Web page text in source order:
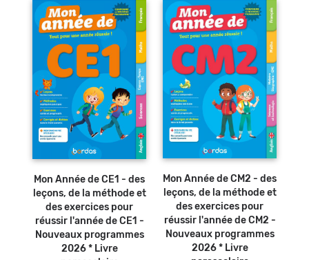
Ajouter au
Mon Année de CE1 - des
leçons, de la méthode et
des exercices pour
réussir l'année de CE1 -
Nouveaux programmes
2026 * Livre
Ajouter au
Mon Année de CM2 - des
leçons, de la méthode et
des exercices pour
réussir l'année de CM2 -
Nouveaux programmes
2026 * Livre